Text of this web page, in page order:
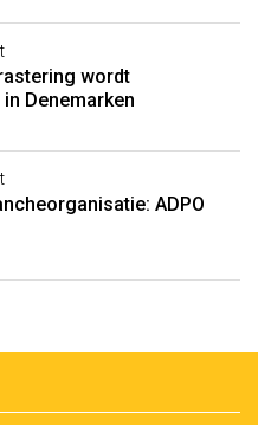
wordt
Denemarken
ADPO